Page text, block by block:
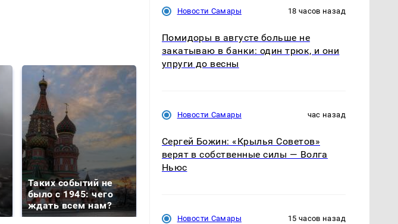
Таких событий не
было с 1945: чего
ждать всем нам?
Новости Самары 18 часов назад
Помидоры в августе больше не
закатываю в банки: один трюк, и они
упруги до весны
Новости Самары час назад
Сергей Божин: «Крылья Советов»
верят в собственные силы — Волга
Ньюс
Новости Самары 15 часов назад